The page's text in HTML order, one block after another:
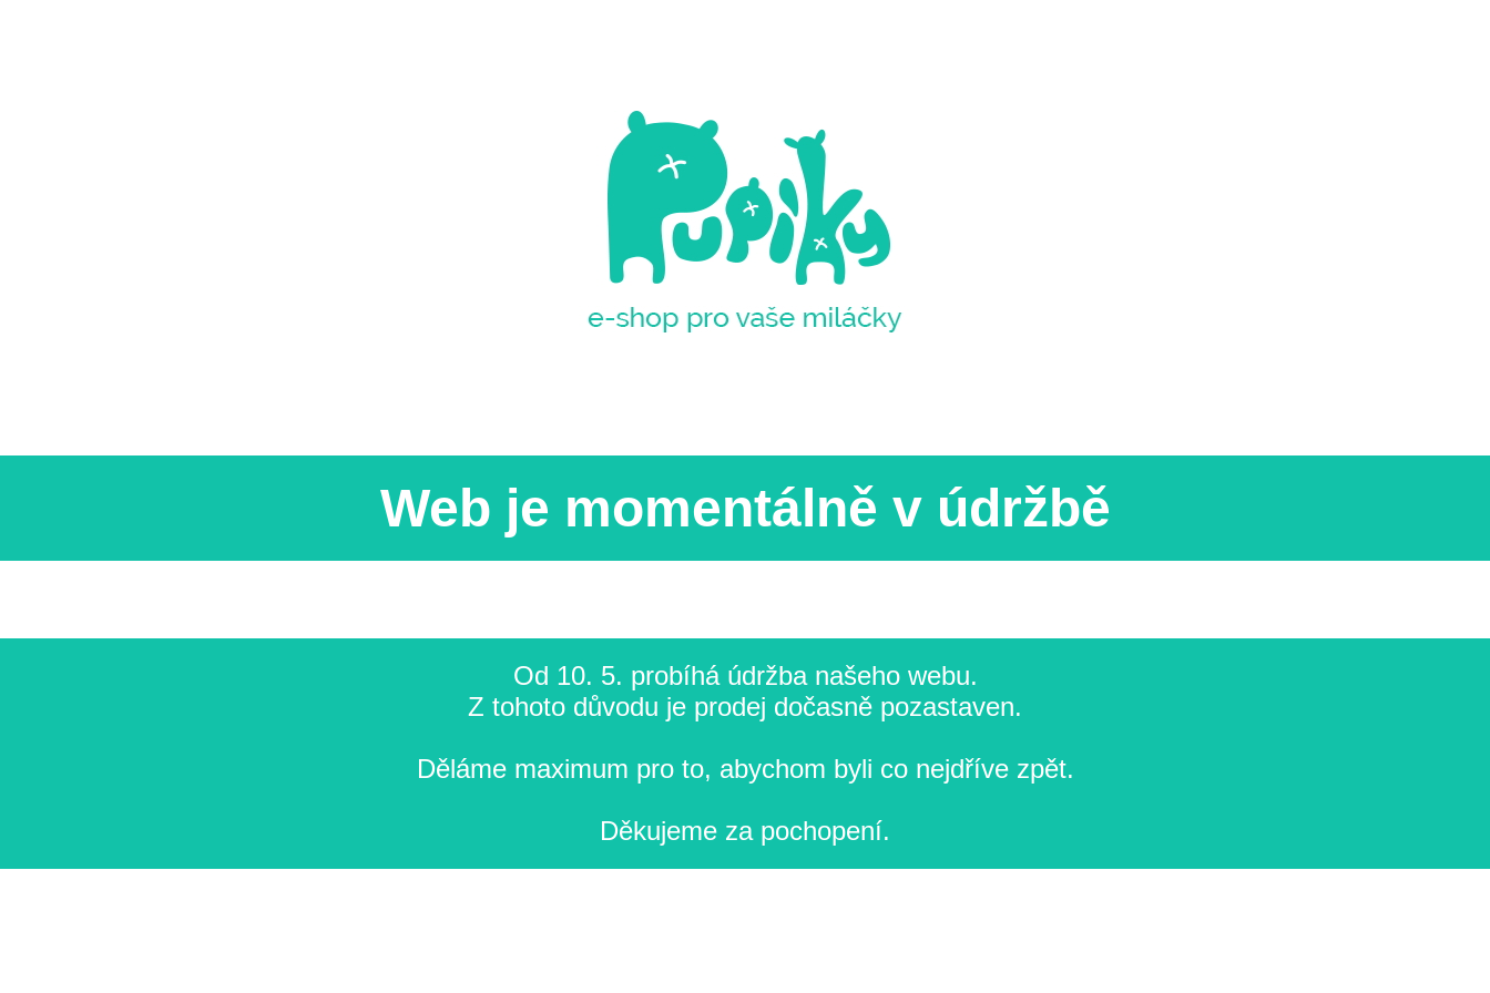
Web je momentálně v údržbě
Od 10. 5. probíhá údržba našeho webu.
Z tohoto důvodu je prodej dočasně pozastaven.
Děláme maximum pro to, abychom byli co nejdříve zpět.
Děkujeme za pochopení.